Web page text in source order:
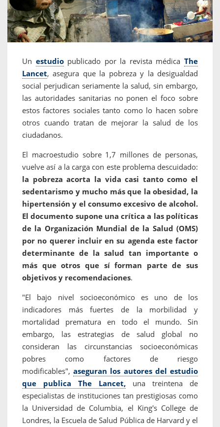
Un estudiopublicado por la revista médicaThe
Lancet, asegura que la pobreza y la desigualdad
social perjudican seriamente la salud, sin embargo,
las autoridades sanitarias no ponen el foco sobre
estos factores sociales tanto como lo hacen sobre
otros cuando tratan de mejorar la salud de los
ciudadanos.
El macroestudio sobre 1,7 millones de personas,
vuelve así a la carga con este problema descuidado:
la pobreza acorta la vida casi tanto como el
sedentarismo y mucho más que la obesidad, la
hipertensión y el consumo excesivo de alcohol.
El documento supone una crítica a las políticas
de la Organización Mundial de la Salud (OMS)
por no querer incluir en su agenda este factor
determinante de la salud tan importante o
más que otros que sí forman parte de sus
objetivos y recomendaciones.
"El bajo nivel socioeconómico es uno de los
indicadores más fuertes de la morbilidad y
mortalidad prematura en todo el mundo. Sin
embargo, las estrategias de salud global no
consideran las circunstancias socioeconómicas
pobres como factores de riesgo
modificables",aseguran los autores del estudio
que publica The Lancet, una treintena de
especialistas de instituciones tan prestigiosas como
la Universidad de Columbia, el King's College de
Londres, la Escuela de Salud Pública de Harvard y el